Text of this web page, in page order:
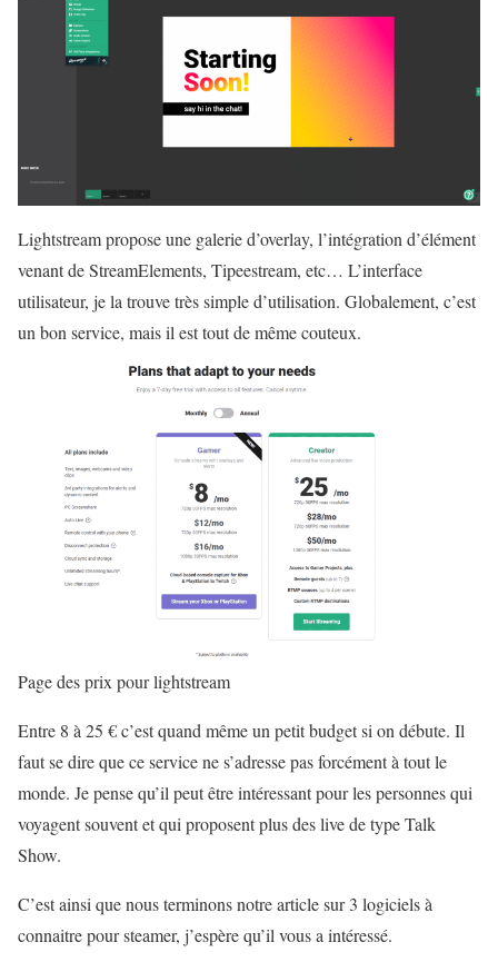
Lightstream propose une galerie d’overlay, l’intégration d’élément
venant de StreamElements, Tipeestream, etc… L’interface
utilisateur, je la trouve très simple d’utilisation. Globalement, c’est
un bon service, mais il est tout de même couteux.
Page des prix pour lightstream
Entre 8 à 25 € c’est quand même un petit budget si on débute. Il
faut se dire que ce service ne s’adresse pas forcément à tout le
monde. Je pense qu’il peut être intéressant pour les personnes qui
voyagent souvent et qui proposent plus des live de type Talk
Show.
C’est ainsi que nous terminons notre article sur 3 logiciels à
connaitre pour steamer, j’espère qu’il vous a intéressé.